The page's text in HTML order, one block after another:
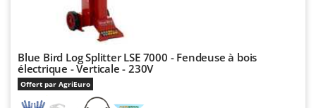
MOSA
MOVA
Mowox
MTD
Blue Bird Log Splitter LSE 7000 - Fendeuse à bois
électrique - Verticale - 230V
Offert par AgriEuro